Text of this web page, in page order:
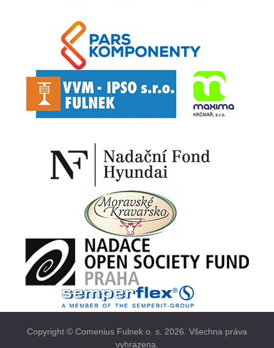
Copyright © Comenius Fulnek o. s. 2026. Všechna práva
vyhrazena.